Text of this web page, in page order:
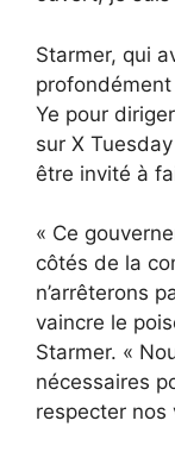
Starmer, qui
Ye pour
sur X
être invité à
« Ce
côtés de la
n’arrêterons
vaincre le
Starmer. «
nécessaires
respecter nos